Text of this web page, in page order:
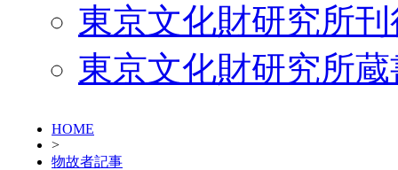
東京文化財研究所
東京文化財研究所
HOME
>
物故者記事